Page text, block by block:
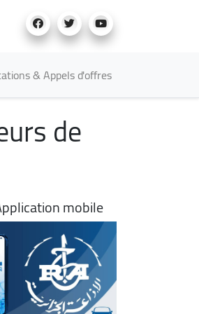
& Appels d'offres
de
mobile